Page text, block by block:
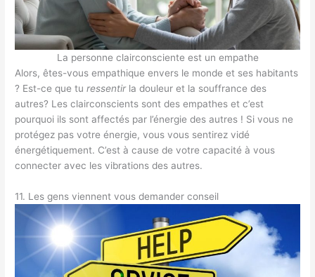
La personne clairconsciente est un empathe
Alors, êtes-vous empathique envers le monde et ses habitants
? Est-ce que turessentir la douleur et la souffrance des
autres? Les clairconscients sont des empathes et c’est
pourquoi ils sont affectés par l’énergie des autres ! Si vous ne
protégez pas votre énergie, vous vous sentirez vidé
énergétiquement. C’est à cause de votre capacité à vous
connecter avec les vibrations des autres.
11. Les gens viennent vous demander conseil